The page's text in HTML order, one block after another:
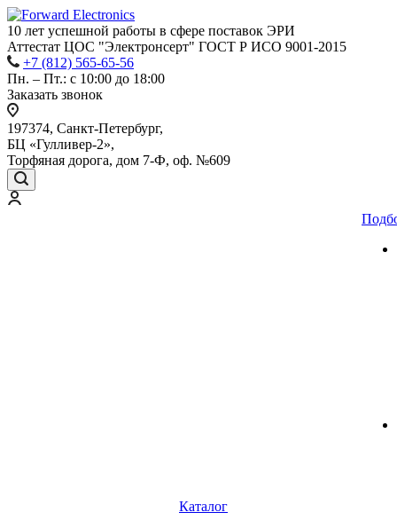
10 лет успешной работы в сфере поставок ЭРИ
Аттестат ЦОС "Электронсерт" ГОСТ Р ИСО 9001-2015
+7 (812) 565-65-56
Пн. – Пт.: с 10:00 до 18:00
Заказать звонок
197374, Санкт-Петербург,
БЦ «Гулливер-2»,
Торфяная дорога, дом 7-Ф, оф. №609
Каталог